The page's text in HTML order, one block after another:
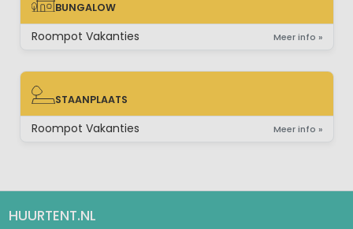
BUNGALOW
BUNGALOW
Roompot Vakanties Meer info »
STAANPLAATS
STAANPLAATS
Roompot Vakanties Meer info »
HUURTENT.NL